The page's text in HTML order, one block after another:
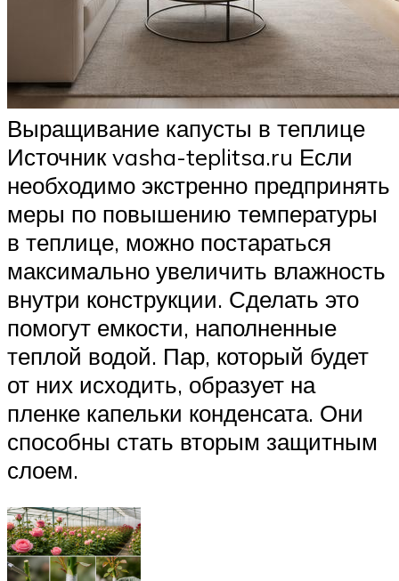
Выращивание капусты в теплице
Источник vasha-teplitsa.ru Если
необходимо экстренно предпринять
меры по повышению температуры
в теплице, можно постараться
максимально увеличить влажность
внутри конструкции. Сделать это
помогут емкости, наполненные
теплой водой. Пар, который будет
от них исходить, образует на
пленке капельки конденсата. Они
способны стать вторым защитным
слоем.